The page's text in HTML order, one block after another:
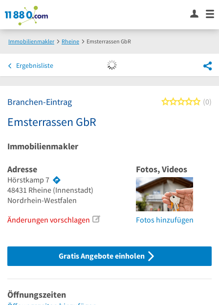
Immobilienmakler Rheine Emsterrassen GbR
Ergebnisliste
Branchen-Eintrag 00
Emsterrassen GbR
Immobilienmakler
Adresse
Hörstkamp 7
48431 Rheine (Innenstadt)
Nordrhein-Westfalen
Änderungen vorschlagen
Fotos, Videos
Fotos hinzufügen
Gratis Angebote einholen
Öffnungszeiten